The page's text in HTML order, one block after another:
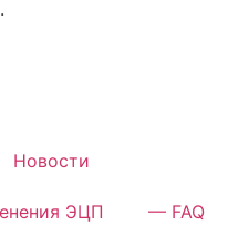
Новости
ЭЦП — FAQ